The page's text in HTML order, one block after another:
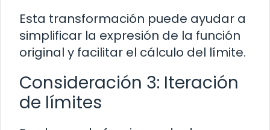
Esta transformación puede ayudar a
simplificar la expresión de la función
original y facilitar el cálculo del límite.
Consideración 3: Iteración
de límites